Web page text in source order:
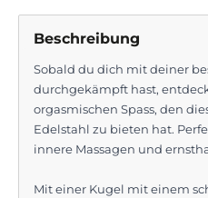
Beschreibung
Sobald du dich mit deiner
durchgekämpft hast,
orgasmischen Spass, den
Edelstahl zu bieten hat.
innere Massagen und
Mit einer Kugel mit einem